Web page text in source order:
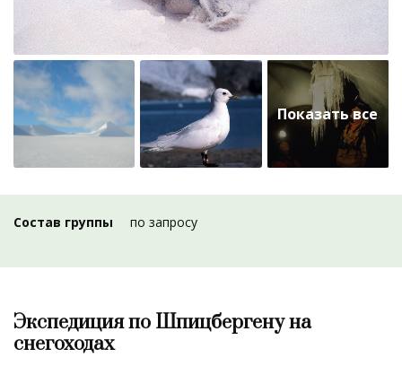
Состав группы по запросу
Экспедиция по Шпицбергену на
снегоходах